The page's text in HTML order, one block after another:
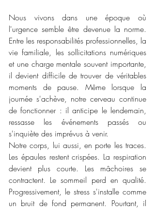
Nous vivons dans une époque où
l'urgence semble être devenue la norme.
Entre les responsabilités professionnelles, la
vie familiale, les sollicitations numériques
et une charge mentale souvent importante,
il devient difficile de trouver de véritables
moments de pause. Même lorsque la
journée s'achève, notre cerveau continue
de fonctionner : il anticipe le lendemain,
ressasse les événements passés ou
s'inquiète des imprévus à venir.
Notre corps, lui aussi, en porte les traces.
Les épaules restent crispées. La respiration
devient plus courte. Les mâchoires se
contractent. Le sommeil perd en qualité.
Progressivement, le stress s'installe comme
un bruit de fond permanent. Pourtant, il